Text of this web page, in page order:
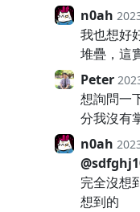
n0ah
我也想好
堆疊，這
Peter
想詢問一
分我沒有
n0ah
完全沒想
想到的